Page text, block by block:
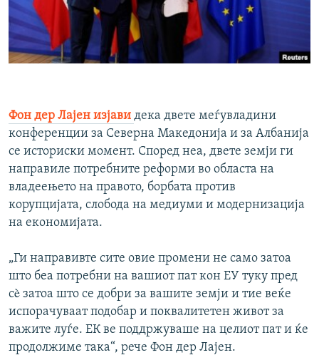
Фон дер Лајен изјави дека двете меѓувладини
конференции за Северна Македонија и за Албанија
се историски момент. Според неа, двете земји ги
направиле потребните реформи во областа на
владеењето на правото, борбата против
корупцијата, слобода на медиуми и модернизација
на економијата.
„Ги направивте сите овие промени не само затоа
што беа потребни на вашиот пат кон ЕУ туку пред
сè затоа што се добри за вашите земји и тие веќе
испорачуваат подобар и поквалитетен живот за
важите луѓе. ЕК ве поддржуваше на целиот пат и ќе
продолжиме така“, рече Фон дер Лајен.